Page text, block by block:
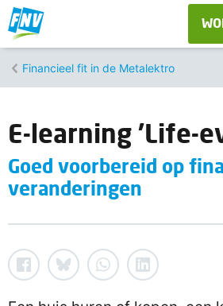
Financieel fit in de Metalektro
E-learning 'Life-
Goed voorbereid op
veranderingen